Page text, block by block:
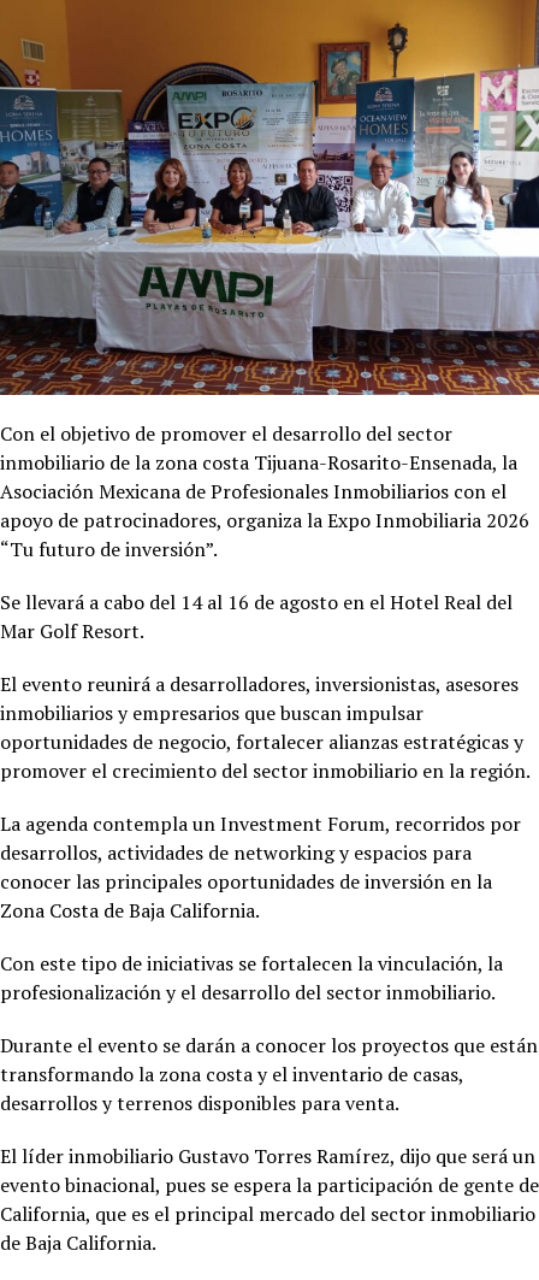
Con el objetivo de promover el desarrollo del sector
inmobiliario de la zona costa Tijuana-Rosarito-Ensenada, la
Asociación Mexicana de Profesionales Inmobiliarios con el
apoyo de patrocinadores, organiza la Expo Inmobiliaria 2026
“Tu futuro de inversión”.
Se llevará a cabo del 14 al 16 de agosto en el HotelReal del
Mar Golf Resort.
El evento reunirá a desarrolladores, inversionistas, asesores
inmobiliarios y empresarios que buscan impulsar
oportunidades de negocio, fortalecer alianzas estratégicas y
promover el crecimiento del sector inmobiliario en la región.
La agenda contempla un Investment Forum, recorridos por
desarrollos, actividades de networking y espacios para
conocer las principales oportunidades de inversión en la
Zona Costa de Baja California.
Con este tipo de iniciativas se fortalecen la vinculación, la
profesionalización y el desarrollo del sector inmobiliario.
Durante el evento se darán a conocer los proyectos que están
transformando la zona costa y el inventario de casas,
desarrollos y terrenos disponibles para venta.
El líder inmobiliario Gustavo Torres Ramírez, dijo que será un
evento binacional, pues se espera la participación de gente de
California, que es el principal mercado del sector inmobiliario
de Baja California.